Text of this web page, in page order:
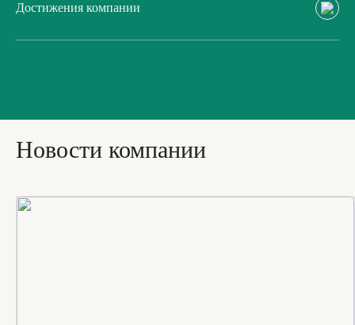
Достижения компании
Новости компании